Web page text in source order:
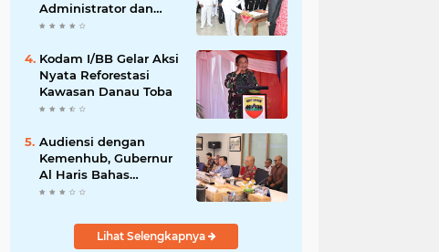
Administrator dan
Pengawas di Lingkup
Kodam I/BB Gelar Aksi
Nyata Reforestasi
Kawasan Danau Toba
Audiensi dengan
Kemenhub, Gubernur
Al Haris Bahas
Pembangunan Jalur
Lihat Selengkapnya